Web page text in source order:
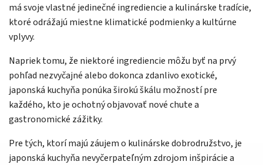
má svoje vlastné jedinečné ingrediencie a kulinárske tradície,
ktoré odrážajú miestne klimatické podmienky a kultúrne
vplyvy.
Napriek tomu, že niektoré ingrediencie môžu byť na prvý
pohľad nezvyčajné alebo dokonca zdanlivo exotické,
japonská kuchyňa ponúka širokú škálu možností pre
každého, kto je ochotný objavovať nové chute a
gastronomické zážitky.
Pre tých, ktorí majú záujem o kulinárske dobrodružstvo, je
japonská kuchyňa nevyčerpateľným zdrojom inšpirácie a